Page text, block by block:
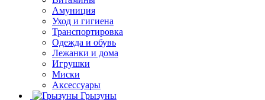
Амуниция
Уход и гигиена
Транспортировка
Одежда и обувь
Лежанки и дома
Игрушки
Миски
Аксессуары
Грызуны